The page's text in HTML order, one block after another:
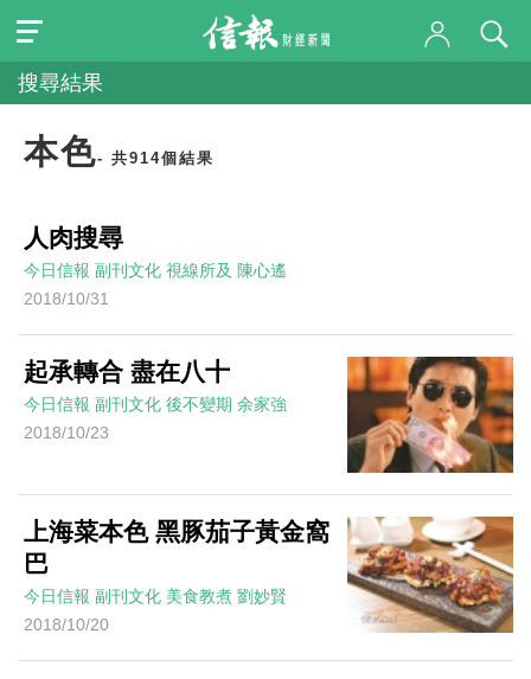
搜尋結果
本色- 共914個結果
人肉搜尋
今日信報 副刊文化 視線所及 陳心遙
2018/10/31
起承轉合 盡在八十
今日信報 副刊文化 後不變期 余家強
2018/10/23
上海菜本色 黑豚茄子黃金窩
巴
今日信報 副刊文化 美食教煮 劉妙賢
2018/10/20